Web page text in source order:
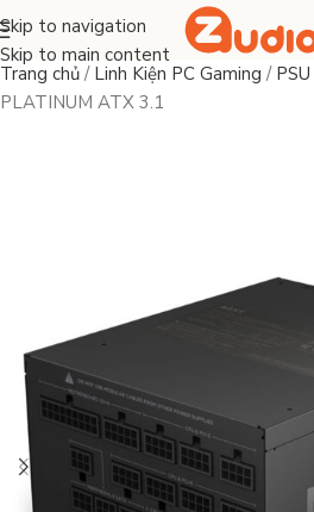
Skip to navigation
Skip to main content
Trang chủ / Linh Kiện PC Gaming / PSU
PLATINUM ATX 3.1